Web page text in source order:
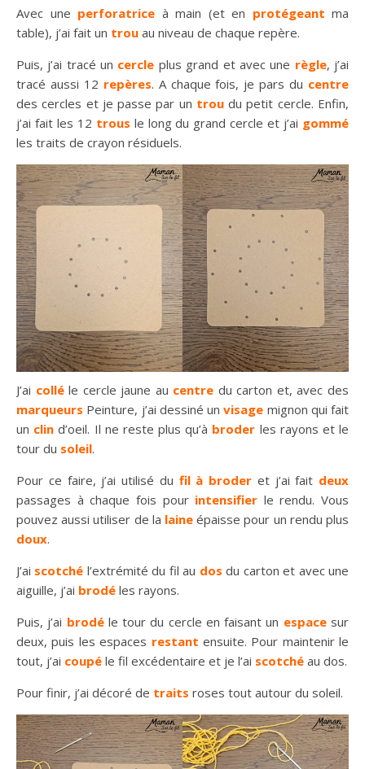
Avec une perforatrice à main (et en protégeant ma
table), j’ai fait un trou au niveau de chaque repère.
Puis, j’ai tracé un cercle plus grand et avec une règle, j’ai
tracé aussi 12 repères. A chaque fois, je pars du centre
des cercles et je passe par un trou du petit cercle. Enfin,
j’ai fait les 12 trous le long du grand cercle et j’ai gommé
les traits de crayon résiduels.
J’ai collé le cercle jaune au centre du carton et, avec des
marqueurs Peinture, j’ai dessiné unvisage mignon qui fait
un clin d’oeil. Il ne reste plus qu’à broder les rayons et le
tour du soleil.
Pour ce faire, j’ai utilisé du fil à broder et j’ai fait deux
passages à chaque fois pour intensifier le rendu. Vous
pouvez aussi utiliser de la laine épaisse pour un rendu plus
doux.
J’ai scotché l’extrémité du fil au dos du carton et avec une
aiguille, j’ai brodé les rayons.
Puis, j’ai brodéle tour du cercle en faisant un espace sur
deux, puis les espaces restant ensuite. Pour maintenir le
tout, j’ai coupé le fil excédentaire et je l’ai scotché au dos.
Pour finir, j’ai décoré de traits roses tout autour du soleil.